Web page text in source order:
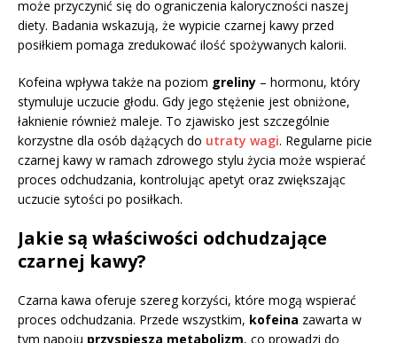
może przyczynić się do ograniczenia kaloryczności naszej
diety. Badania wskazują, że wypicie czarnej kawy przed
posiłkiem pomaga zredukować ilość spożywanych kalorii.
Kofeina wpływa także na poziom greliny – hormonu, który
stymuluje uczucie głodu. Gdy jego stężenie jest obniżone,
łaknienie również maleje. To zjawisko jest szczególnie
korzystne dla osób dążących do utraty wagi. Regularne picie
czarnej kawy w ramach zdrowego stylu życia może wspierać
proces odchudzania, kontrolując apetyt oraz zwiększając
uczucie sytości po posiłkach.
Jakie są właściwości odchudzające
czarnej kawy?
Czarna kawa oferuje szereg korzyści, które mogą wspierać
proces odchudzania. Przede wszystkim, kofeina zawarta w
tym napoju przyspiesza metabolizm, co prowadzi do